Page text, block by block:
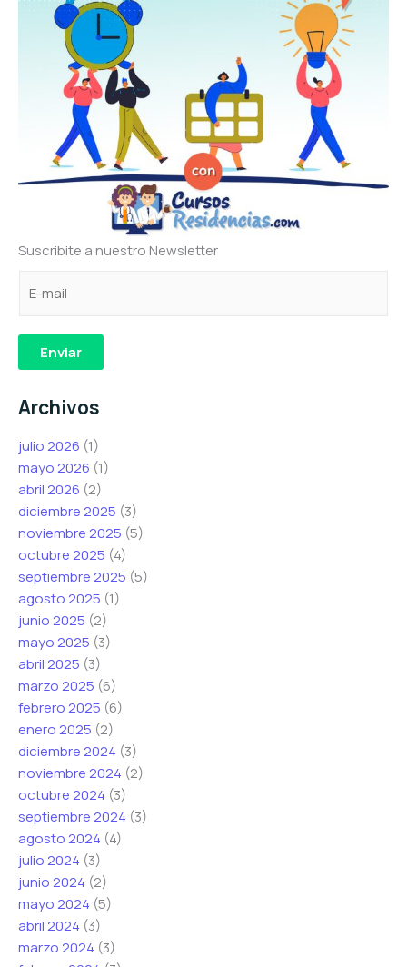
Suscribite a nuestro Newsletter
e
e
e
c
t
r
ó
n
i
c
o
r
e
e
e
e
c
t
r
ó
n
i
c
o
*
Enviar
Archivos
julio 2026 (1)
mayo 2026 (1)
abril 2026 (2)
diciembre 2025 (3)
noviembre 2025 (5)
octubre 2025 (4)
septiembre 2025 (5)
agosto 2025 (1)
junio 2025 (2)
mayo 2025 (3)
abril 2025 (3)
marzo 2025 (6)
febrero 2025 (6)
enero 2025 (2)
diciembre 2024 (3)
noviembre 2024 (2)
octubre 2024 (3)
septiembre 2024 (3)
agosto 2024 (4)
julio 2024 (3)
junio 2024 (2)
mayo 2024 (5)
abril 2024 (3)
marzo 2024 (3)